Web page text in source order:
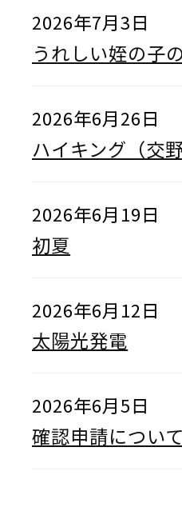
2026年7月3日
うれしい姪の子
2026年6月26日
ハイキング（交野
2026年6月19日
初夏
2026年6月12日
太陽光発電
2026年6月5日
確認申請について